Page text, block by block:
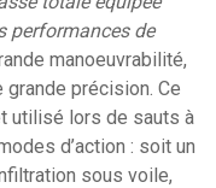
performances de
manoeuvrabilité,
précision. Ce
utilisé lors de sauts à
d’action : soit un
sous voile,